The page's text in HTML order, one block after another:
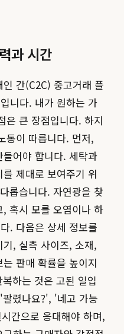
과 시간
간(C2C) 중고거래 플
니다. 내가 원하는 가
은 큰 장점입니다. 하지
동이 따릅니다. 먼저,
어야 합니다. 세탁과
제대로 보여주기 위
롭습니다. 자연광을 찾
혹시 모를 오염이나 하
. 다음은 상세 정보를
, 실측 사이즈, 소재,
판매 확률을 높이지
하는 것은 고된 일입
렸나요?', '네고 가능
간으로 응대해야 하며,